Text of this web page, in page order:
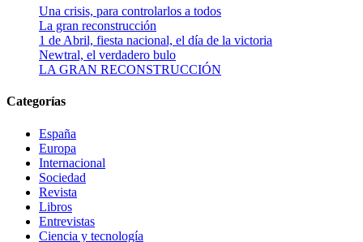
Una crisis, para controlarlos a todos
La gran reconstrucción
1 de Abril, fiesta nacional, el día de la victoria
Newtral, el verdadero bulo
LA GRAN RECONSTRUCCIÓN
Categorías
España
Europa
Internacional
Sociedad
Revista
Libros
Entrevistas
Ciencia y tecnología